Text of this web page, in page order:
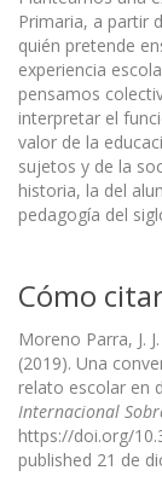
Primaria, a partir
quién pretende
experiencia
pensamos
interpretar el
valor de la
sujetos y de la
historia, la del
pedagogía del
Cómo
Moreno Parra, J.
(2019). Una
relato escolar en
Internacional
https://doi.org/
published 21 de